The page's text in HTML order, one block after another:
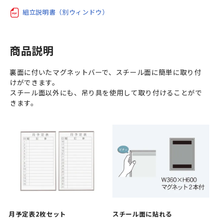
組立説明書（別ウィンドウ）
商品説明
裏面に付いたマグネットバーで、スチール面に簡単に取り付
けができます。
スチール面以外にも、吊り具を使用して取り付けることがで
きます。
月予定表2枚セット
スチール面に貼れる